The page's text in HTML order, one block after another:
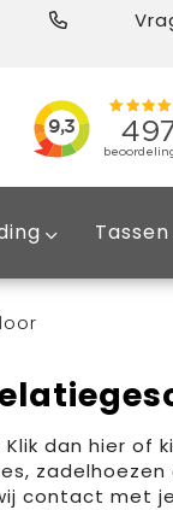
Tassen
dan hier of
contact met